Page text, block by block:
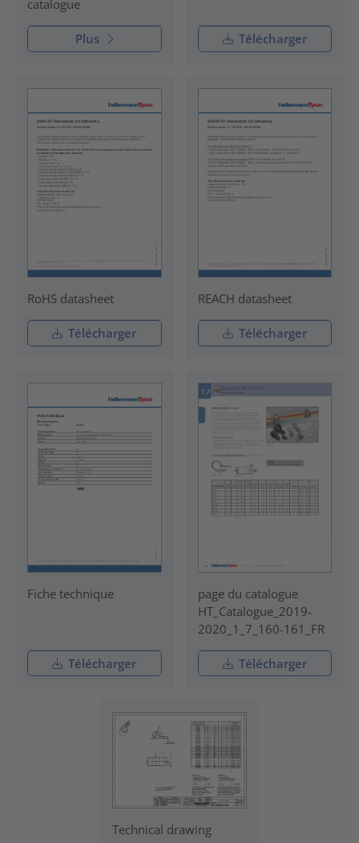
catalogue
Plus Télécharger
RoHS datasheet
Télécharger
REACH datasheet
Télécharger
Fiche technique
Télécharger
page du catalogue
HT_Catalogue_2019-
2020_1_7_160-161_FR
Télécharger
Technical drawing